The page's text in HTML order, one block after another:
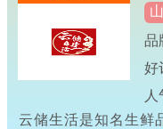
品
好
人
云储生活是知名生鲜